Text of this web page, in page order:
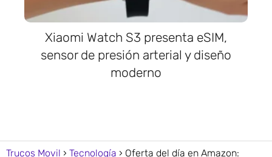
Xiaomi Watch S3 presenta eSIM,
sensor de presión arterial y diseño
moderno
Trucos Movil Tecnología Oferta del día en Amazon: